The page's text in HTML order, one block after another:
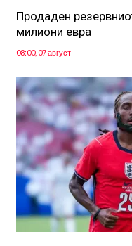
Продаден
милиони евра
08:00, 07 август